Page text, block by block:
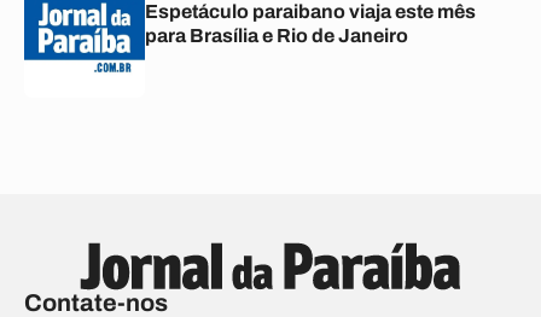
Espetáculo paraibano viaja este mês
para Brasília e Rio de Janeiro
Contate-nos